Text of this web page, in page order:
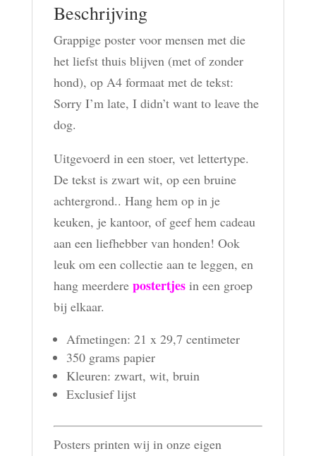
Beschrijving
Grappige poster voor mensen met die
het liefst thuis blijven (met of zonder
hond), op A4 formaat met de tekst:
Sorry I’m late, I didn’t want to leave the
dog.
Uitgevoerd in een stoer, vet lettertype.
De tekst is zwart wit, op een bruine
achtergrond.. Hang hem op in je
keuken, je kantoor, of geef hem cadeau
aan een liefhebber van honden! Ook
leuk om een collectie aan te leggen, en
hang meerdere postertjesin een groep
bij elkaar.
Afmetingen: 21 x 29,7 centimeter
350 grams papier
Kleuren: zwart, wit, bruin
Exclusief lijst
Posters printen wij in onze eigen